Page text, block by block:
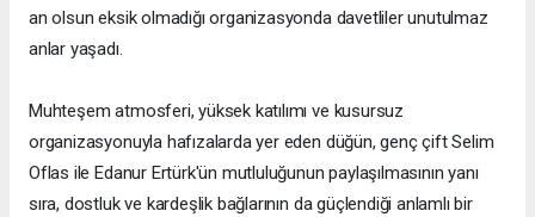
an olsun eksik olmadığı organizasyonda davetliler unutulmaz
anlar yaşadı.
Muhteşem atmosferi, yüksek katılımı ve kusursuz
organizasyonuyla hafızalarda yer eden düğün, genç çift Selim
Oflas ile Edanur Ertürk'ün mutluluğunun paylaşılmasının yanı
sıra, dostluk ve kardeşlik bağlarının da güçlendiği anlamlı bir